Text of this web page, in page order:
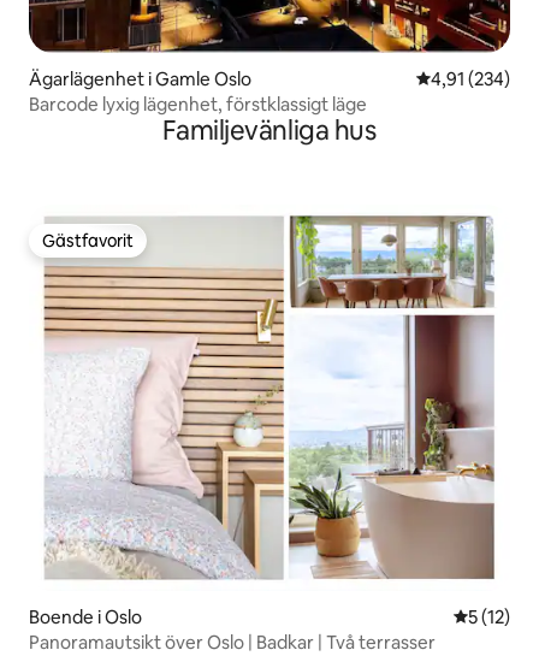
Ägarlägenhet i Gamle Oslo 4,91 av 5 i
4,91 (234)
Barcode lyxig lägenhet, förstklassigt läge
Familjevänliga hus
Gästfavorit
Gästfavorit
Boende i Oslo 5 av 5 i
5 (12)
Panoramautsikt över Oslo | Badkar | Två terrasser